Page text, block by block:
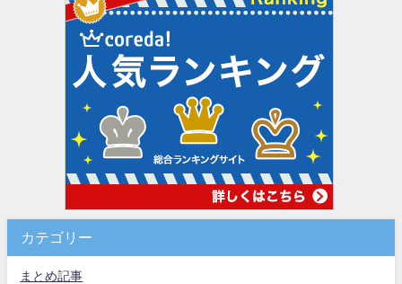
カテゴリー
まとめ記事